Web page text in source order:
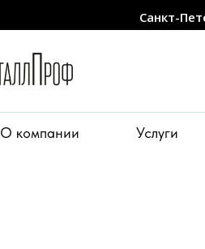
Санкт-
О компании Услуги